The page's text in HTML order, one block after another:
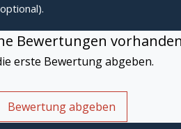
Bewertungen vorhanden
erste Bewertung abgeben.
Bewertung abgeben